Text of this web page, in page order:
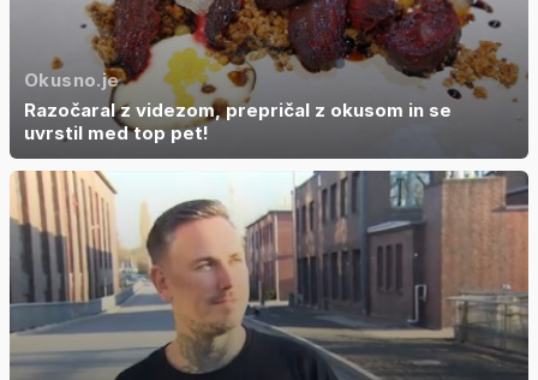
Okusno.je
Razočaral z videzom, prepričal z okusom in se
uvrstil med top pet!